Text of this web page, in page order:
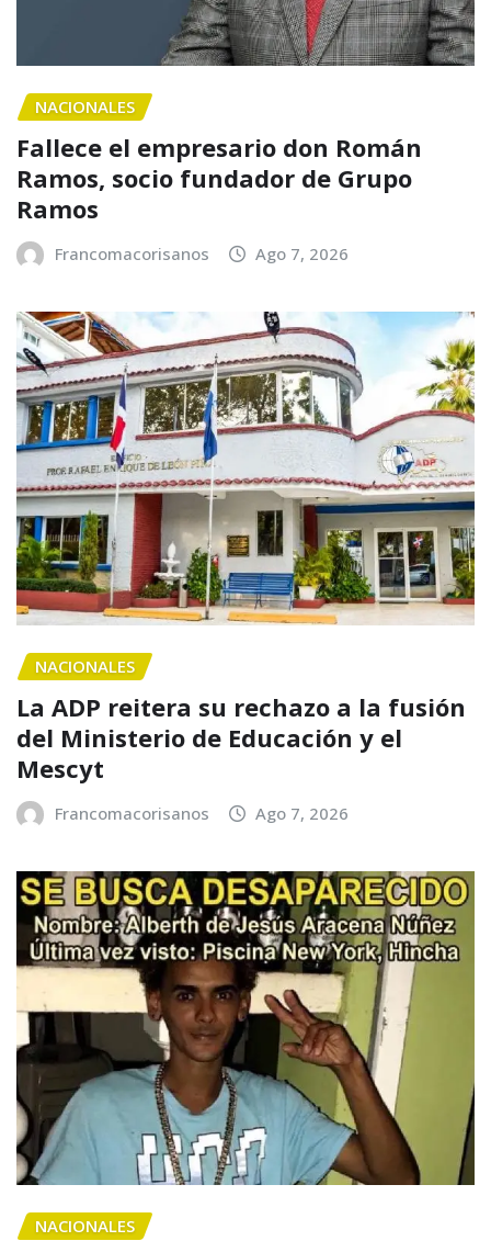
NACIONALES
Fallece el empresario don Román
Ramos, socio fundador de Grupo
Ramos
Francomacorisanos Ago 7, 2026
NACIONALES
La ADP reitera su rechazo a la fusión
del Ministerio de Educación y el
Mescyt
Francomacorisanos Ago 7, 2026
NACIONALES